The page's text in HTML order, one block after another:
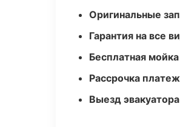
Оригинальные
Гарантия на все
Бесплатная
Рассрочка
Выезд